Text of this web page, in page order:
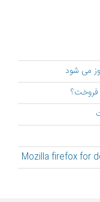
فروخت؟